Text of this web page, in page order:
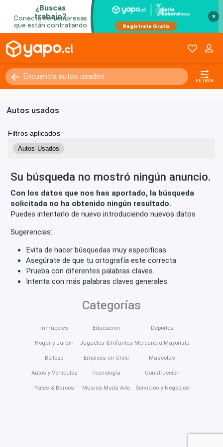
×
FILTRAR
Autos usados
Filtros aplicados
Autos Usados
Su búsqueda no mostró ningún anuncio.
Con los datos que nos has aportado, la búsqueda
solicitada no ha obtenido ningún resultado.
Puedes intentarlo de nuevo introduciendo nuevos datos
Sugerencias:
Evita de hacer búsquedas muy especificas
Asegúrate de que tu ortografía este correcta.
Prueba con diferentes palabras claves.
Intenta con más palabras claves generales.
Categorías
Inmuebles
Hogar y Jardín
Belleza
Autos y Vehículos
Yates & Barcos
Educación
Juguetes & Infantes
Empleos en Chile
Tecnología
Música Moda Arte
Deportes
Mercancía Mayorista
Mascotas
Construcción
Servicios y Negocios
Kilómetros 0 - 250000+